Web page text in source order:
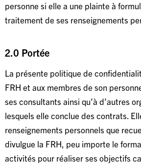
personne si elle a une plainte à
traitement de ses renseignements
2.0 Portée
La présente politique de
FRH et aux membres de son
ses consultants ainsi qu’à d’autres
lesquels elle conclue des contrats.
renseignements personnels que
divulgue la FRH, peu importe le
activités pour réaliser ses objectifs